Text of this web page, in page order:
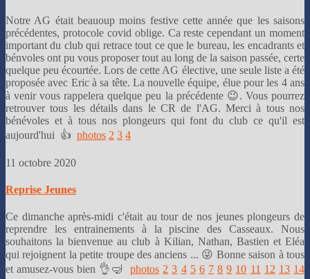
Notre AG était beauoup moins festive cette année que les saisons
précédentes, protocole covid oblige. Ca reste cependant un moment
important du club qui retrace tout ce que le bureau, les encadrants et
bénvoles ont pu vous proposer tout au long de la saison passée, certe
quelque peu écourtée. Lors de cette AG élective, une seule liste a été
proposée avec Eric à sa tête. La nouvelle équipe, élue pour les 4 ans
à venir vous rappelera quelque peu la précédente 😉. Vous pourrez
retrouver tous les détails dans le CR de l'AG. Merci à tous nos
bénévoles et à tous nos plongeurs qui font du club ce qu'il est
aujourd'hui 👍 photos 2 3 4
11 octobre 2020
Reprise Jeunes
Ce dimanche après-midi c'était au tour de nos jeunes plongeurs de
reprendre les entrainements à la piscine des Casseaux. Nous
souhaitons la bienvenue au club à Kilian, Nathan, Bastien et Eléa
qui rejoignent la petite troupe des anciens ... 😜 Bonne saison à tous
et amusez-vous bien 👌🤿
photos 2 3 4 5 6 7 8 9 10 11 12 13 14